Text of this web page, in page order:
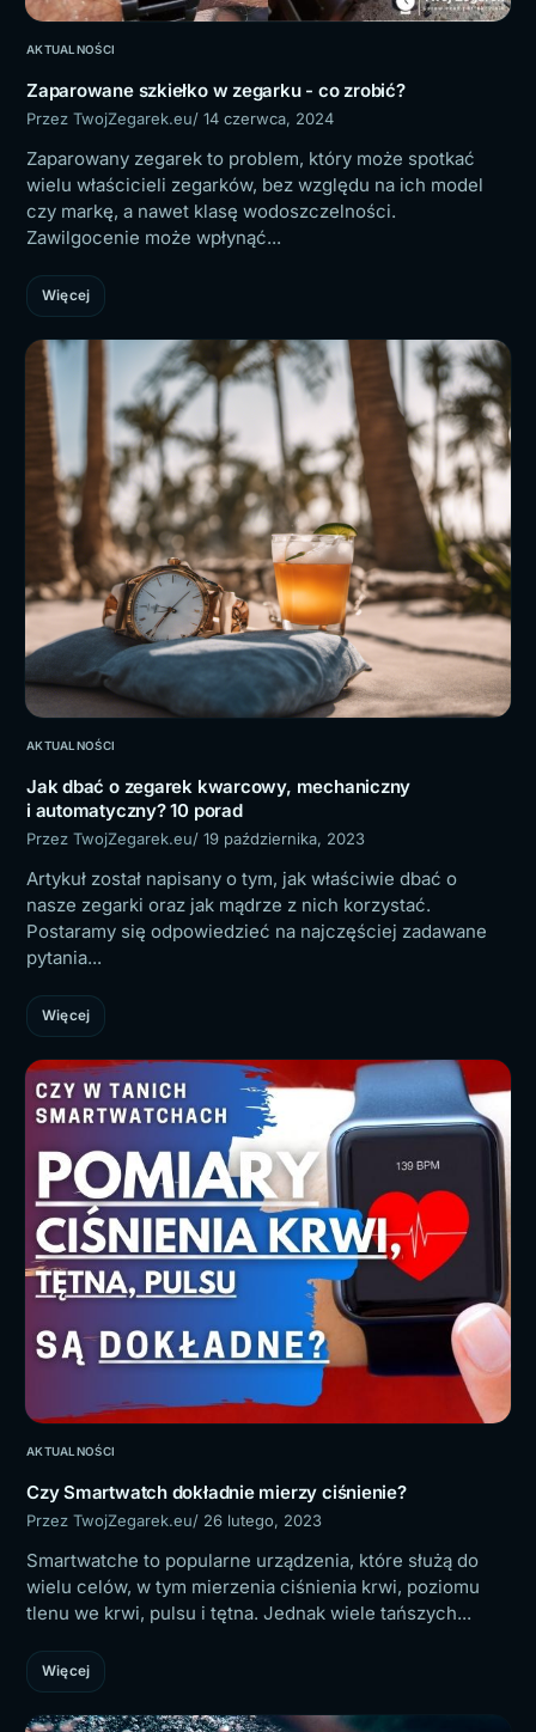
AKTUALNOŚCI
Zaparowane szkiełko w zegarku - co zrobić?
Przez TwojZegarek.eu/ 14 czerwca, 2024
Zaparowany zegarek to problem, który może spotkać
wielu właścicieli zegarków, bez względu na ich model
czy markę, a nawet klasę wodoszczelności.
Zawilgocenie może wpłynąć...
Więcej
AKTUALNOŚCI
Jak dbać o zegarek kwarcowy, mechaniczny
i automatyczny? 10 porad
Przez TwojZegarek.eu/ 19 października, 2023
Artykuł został napisany o tym, jak właściwie dbać o
nasze zegarki oraz jak mądrze z nich korzystać.
Postaramy się odpowiedzieć na najczęściej zadawane
pytania...
Więcej
AKTUALNOŚCI
Czy Smartwatch dokładnie mierzy ciśnienie?
Przez TwojZegarek.eu/ 26 lutego, 2023
Smartwatche to popularne urządzenia, które służą do
wielu celów, w tym mierzenia ciśnienia krwi, poziomu
tlenu we krwi, pulsu i tętna. Jednak wiele tańszych...
Więcej